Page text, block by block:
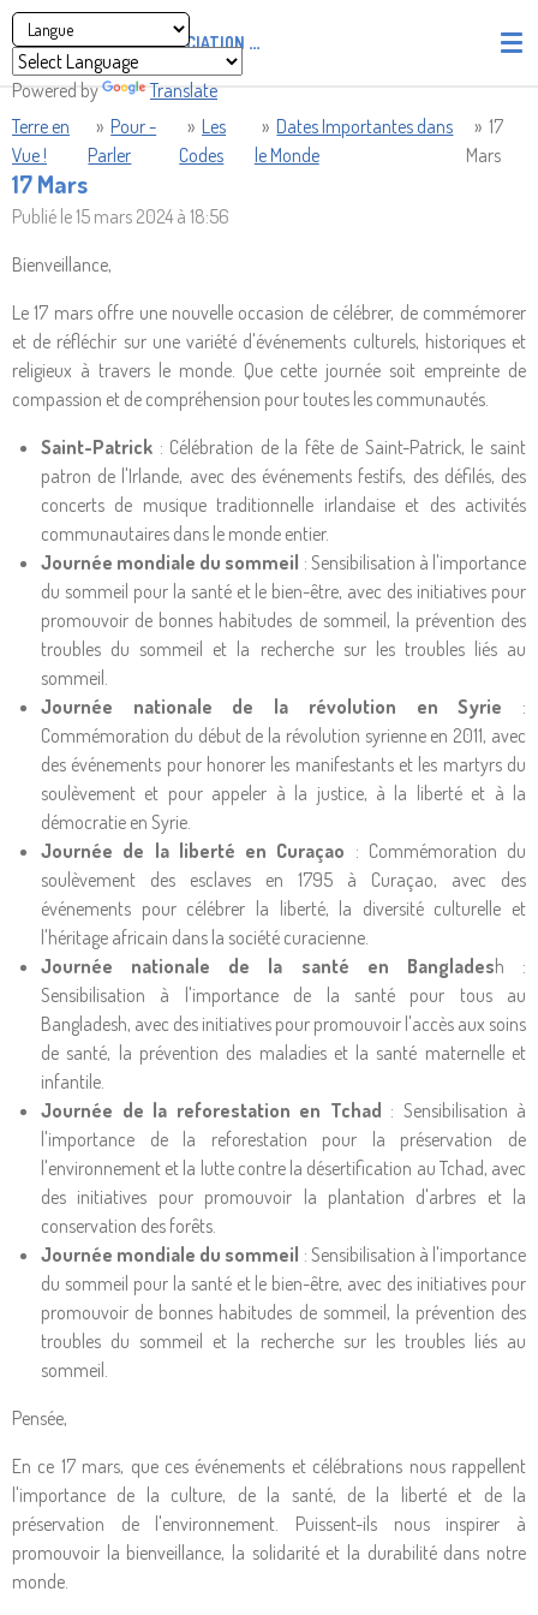
Powered by Translate
Passer
au
contenu
ASSOCIATION PIRATES' UNION OF LIGHT AND LOVE -
Terre en
Vue !
» Pour -
Parler
» Les
Codes
» Dates Importantes dans
le Monde
» 17
Mars
17 Mars
Publié le 15 mars 2024 à 18:56
Bienveillance,
Le 17 mars offre une nouvelle occasion de célébrer, de commémorer
et de réfléchir sur une variété d'événements culturels, historiques et
religieux à travers le monde. Que cette journée soit empreinte de
compassion et de compréhension pour toutes les communautés.
Saint-Patrick : Célébration de la fête de Saint-Patrick, le saint
patron de l'Irlande, avec des événements festifs, des défilés, des
concerts de musique traditionnelle irlandaise et des activités
communautaires dans le monde entier.
Journée mondiale du sommeil : Sensibilisation à l'importance
du sommeil pour la santé et le bien-être, avec des initiatives pour
promouvoir de bonnes habitudes de sommeil, la prévention des
troubles du sommeil et la recherche sur les troubles liés au
sommeil.
Journée nationale de la révolution en Syrie :
Commémoration du début de la révolution syrienne en 2011, avec
des événements pour honorer les manifestants et les martyrs du
soulèvement et pour appeler à la justice, à la liberté et à la
démocratie en Syrie.
Journée de la liberté en Curaçao : Commémoration du
soulèvement des esclaves en 1795 à Curaçao, avec des
événements pour célébrer la liberté, la diversité culturelle et
l'héritage africain dans la société curacienne.
Journée nationale de la santé en Bangladesh :
Sensibilisation à l'importance de la santé pour tous au
Bangladesh, avec des initiatives pour promouvoir l'accès aux soins
de santé, la prévention des maladies et la santé maternelle et
infantile.
Journée de la reforestation en Tchad : Sensibilisation à
l'importance de la reforestation pour la préservation de
l'environnement et la lutte contre la désertification au Tchad, avec
des initiatives pour promouvoir la plantation d'arbres et la
conservation des forêts.
Journée mondiale du sommeil : Sensibilisation à l'importance
du sommeil pour la santé et le bien-être, avec des initiatives pour
promouvoir de bonnes habitudes de sommeil, la prévention des
troubles du sommeil et la recherche sur les troubles liés au
sommeil.
Pensée,
En ce 17 mars, que ces événements et célébrations nous rappellent
l'importance de la culture, de la santé, de la liberté et de la
préservation de l'environnement. Puissent-ils nous inspirer à
promouvoir la bienveillance, la solidarité et la durabilité dans notre
monde.